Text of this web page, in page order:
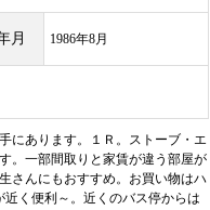
月 1986年8月
にあります。１Ｒ。ストーブ・エ
。一部間取りと家賃が違う部屋が
さんにもおすすめ。お買い物はハ
く便利～。近くのバス停からは